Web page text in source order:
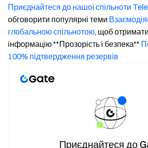
Приєднайтеся до нашої спільноти
обговорити популярні теми
глобальною спільнотою, щоб
інформацію **Прозорість і безпека**
100% підтвердження резервів
Приєднайтеся до